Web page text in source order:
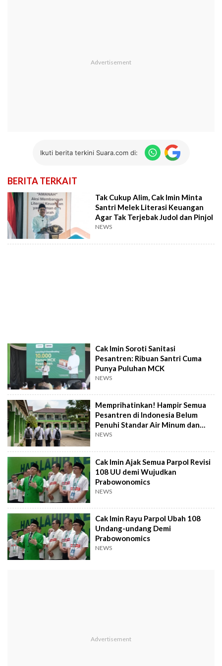
Ikuti berita terkini Suara.com di:
BERITA TERKAIT
Tak Cukup Alim, Cak Imin Minta
Santri Melek Literasi Keuangan
Agar Tak Terjebak Judol dan Pinjol
NEWS
Cak Imin Soroti Sanitasi
Pesantren: Ribuan Santri Cuma
Punya Puluhan MCK
NEWS
Memprihatinkan! Hampir Semua
Pesantren di Indonesia Belum
Penuhi Standar Air Minum dan
Sanitasi
NEWS
Cak Imin Ajak Semua Parpol Revisi
108 UU demi Wujudkan
Prabowonomics
NEWS
Cak Imin Rayu Parpol Ubah 108
Undang-undang Demi
Prabowonomics
NEWS